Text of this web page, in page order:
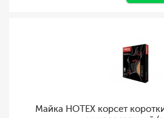
Майка HOTEX корсет